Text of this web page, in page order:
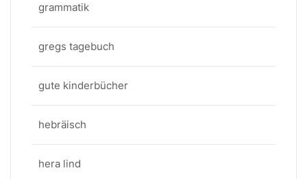
grammatik
gregs tagebuch
gute kinderbücher
hebräisch
hera lind